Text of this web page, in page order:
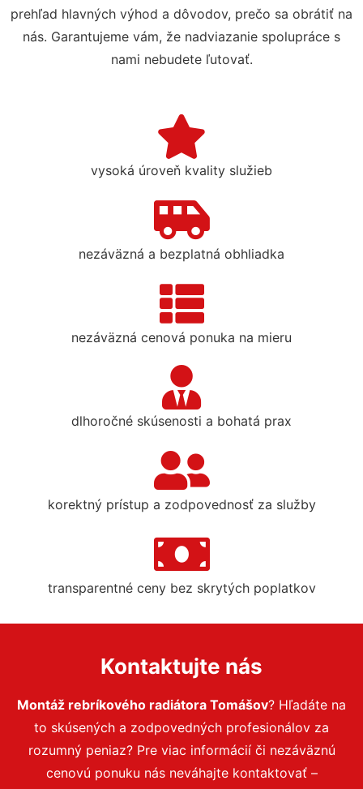
prehľad hlavných výhod a dôvodov, prečo sa obrátiť na
nás. Garantujeme vám, že nadviazanie spolupráce s
nami nebudete ľutovať.
vysoká úroveň kvality služieb
nezáväzná a bezplatná obhliadka
nezáväzná cenová ponuka na mieru
dlhoročné skúsenosti a bohatá prax
korektný prístup a zodpovednosť za služby
transparentné ceny bez skrytých poplatkov
Kontaktujte nás
Montáž rebríkového radiátora Tomášov? Hľadáte na
to skúsených a zodpovedných profesionálov za
rozumný peniaz? Pre viac informácií či nezáväznú
cenovú ponuku nás neváhajte kontaktovať –